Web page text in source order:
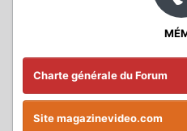
Charte générale du Forum
Site magazinevideo.com